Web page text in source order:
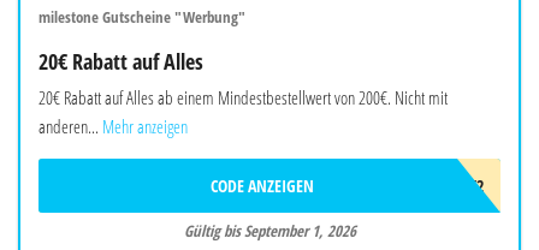
milestone Gutscheine "Werbung"
20€ Rabatt auf Alles
20€ Rabatt auf Alles ab einem Mindestbestellwert von 200€. Nicht mit
anderen... Mehr anzeigen
AWB3F2F2T4K2
CODE ANZEIGEN
Gültig bis September 1, 2026